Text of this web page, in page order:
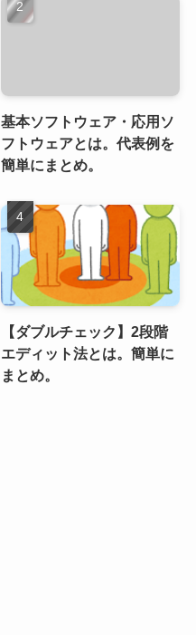
基本ソフトウェア・応用ソ
フトウェアとは。代表例を
簡単にまとめ。
【ダブルチェック】2段階
エディット法とは。簡単に
まとめ。